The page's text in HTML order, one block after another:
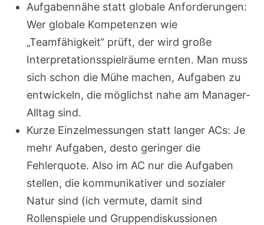
Aufgabennähe statt globale Anforderungen:
Wer globale Kompetenzen wie
„Teamfähigkeit“ prüft, der wird große
Interpretationsspielräume ernten. Man muss
sich schon die Mühe machen, Aufgaben zu
entwickeln, die möglichst nahe am Manager-
Alltag sind.
Kurze Einzelmessungen statt langer ACs: Je
mehr Aufgaben, desto geringer die
Fehlerquote. Also im AC nur die Aufgaben
stellen, die kommunikativer und sozialer
Natur sind (ich vermute, damit sind
Rollenspiele und Gruppendiskussionen